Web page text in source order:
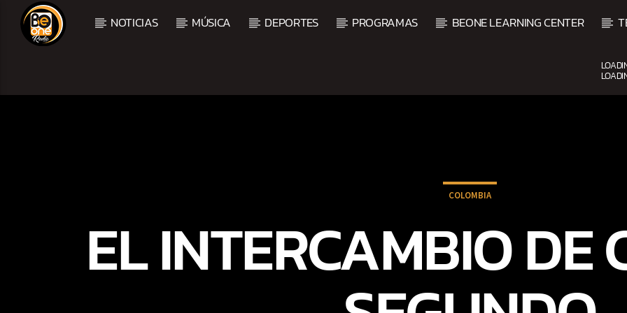
NOTICIAS MÚSICA DEPORTES PROGRAMAS BEONE LEARNING CENTER
COLOMBIA
EL INTERCAMBIO DE